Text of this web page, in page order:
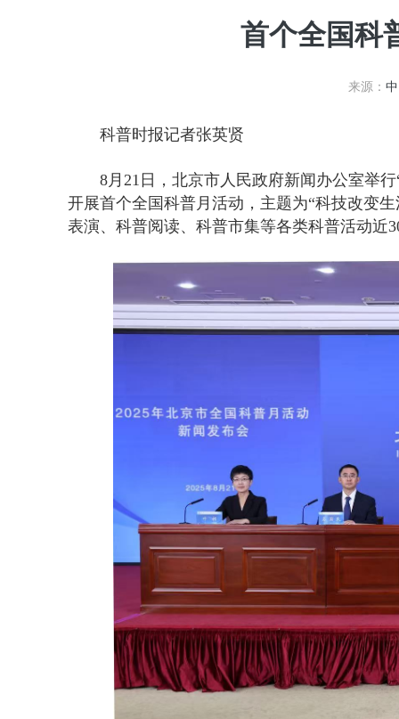
首个全国科
来源：
科普时报记者张英贤
8月21日，北京市人民政府新闻办公室举
开展首个全国科普月活动，主题为“科技改变
表演、科普阅读、科普市集等各类科普活动近